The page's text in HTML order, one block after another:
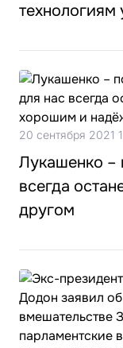
технологиям
20 сентября 2021
Лукашенко –
всегда
другом